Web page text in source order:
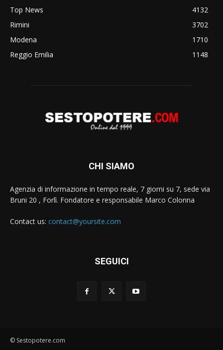
Top News
4132
Rimini
3702
Modena
1710
Reggio Emilia
1148
CHI SIAMO
Agenzia di informazione in tempo reale, 7 giorni su 7, sede via
Bruni 20 , Forlì. Fondatore e responsabile Marco Colonna
Contact us: contact@yoursite.com
SEGUICI
© Sestopotere.com